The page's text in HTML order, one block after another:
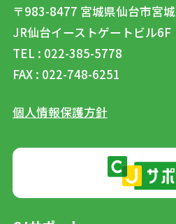
〒983-8477 宮城県仙台市宮
JR仙台イーストゲートビル6F
TEL : 022-385-5778
FAX : 022-748-6251
個人情報保護方針